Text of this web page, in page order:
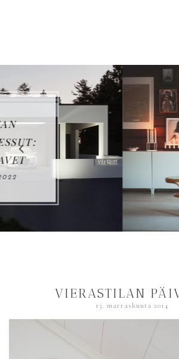
VUOSIKATSAUS
2021
VIERASTILAN
13. marraskuuta 2014